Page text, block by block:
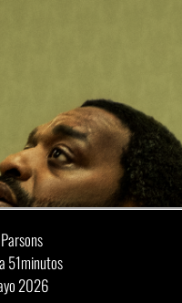
51minutos
2026